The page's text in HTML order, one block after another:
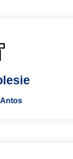
Antos